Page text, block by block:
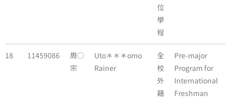
位
學
程
18 11459086
周○
宗
Uto＊＊＊omo
Rainer
全
校
外
籍
Pre-major
Program for
International
Freshman